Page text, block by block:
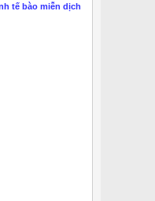
tế bào miễn dịch